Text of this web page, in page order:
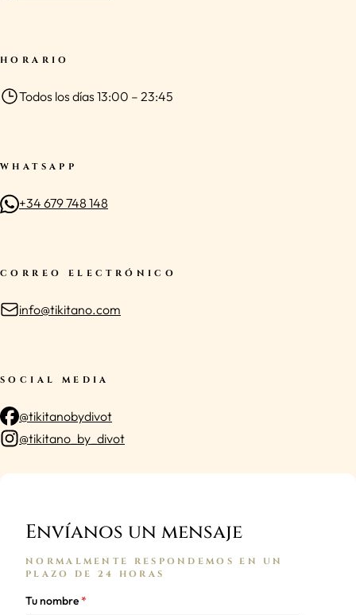
HORARIO
Todos los días 13:00 – 23:45
WHATSAPP
+34 679 748 148
CORREO ELECTRÓNICO
info@tikitano.com
SOCIAL MEDIA
@tikitanobydivot
@tikitano_by_divot
Envíanos un mensaje
NORMALMENTE RESPONDEMOS EN UN
PLAZO DE 24 HORAS
Tu nombre*